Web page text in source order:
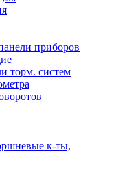
приборов
торм. систем
к-ты,